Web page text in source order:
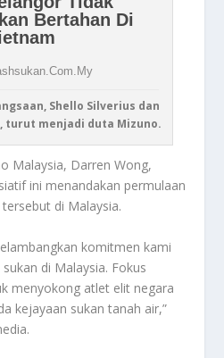
Shello Silverius dan
turut menjadi duta Mizuno.
Malaysia, Darren Wong,
ini menandakan permulaan
di Malaysia.
komitmen kami
di Malaysia. Fokus
menyokong atlet elit negara
kejayaan sukan tanah air,”